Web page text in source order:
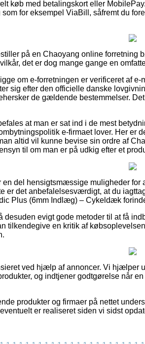
køb med betalingskort eller
for eksempel ViaBill, såfremt du
på en Chaoyang online
det er dog mange gange en
om e-forretningen er verificeret af
sig efter den officielle danske
de gældende bestemmelser.
at man er sat ind i de mest
e-firmaet lover. Her er
altid vil kunne bevise sin ordre af
til om man er på udkig efter et
en del hensigtsmæssige muligheder
er det anbefalelsesværdigt, at du
Plus (6mm Indlæg) – Cykeldæk
desuden evigt gode metoder til at få
tilkendegive en kritik af
ved hjælp af annoncer. Vi hjælper
og indtjener godtgørelse når
produkter og firmaer på nettet
er realiseret siden vi sidst